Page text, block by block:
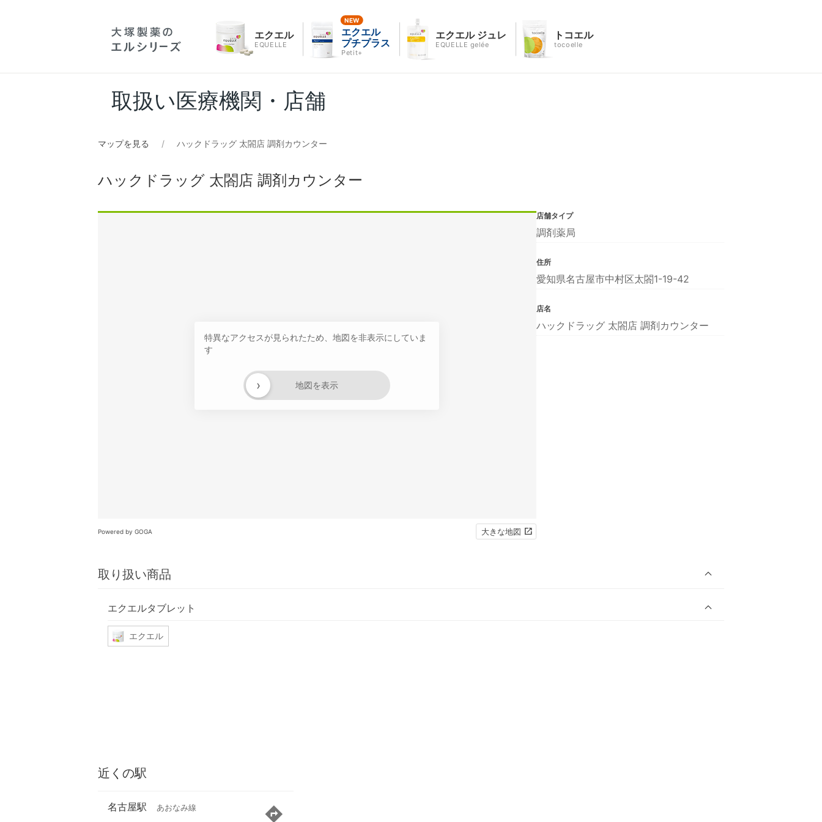
エクエル
EQUELLE
エクエル
プチプラス
Petit+
エクエル ジュレ
EQUELLE gelée
トコエル
tocoelle
取扱い医療機関・店舗
マップを見る ハックドラッグ 太閤店 調剤カウンター
ハックドラッグ 太閤店 調剤カウンター
特異なアクセスが見られたため、地図を非表示にしていま
す
地図を表示
›
Powered by GOGA 大きな地図
取り扱い商品
エクエルタブレット
エクエル
店舗タイプ
調剤薬局
住所
愛知県名古屋市中村区太閤1-19-42
店名
ハックドラッグ 太閤店 調剤カウンター
近くの駅
名古屋駅 あおなみ線